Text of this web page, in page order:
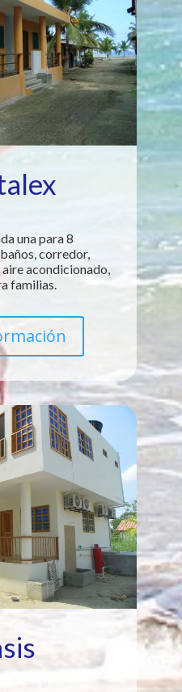
una para 8
corredor,
acondicionado,
familias.